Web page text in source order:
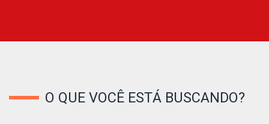
O QUE VOCÊ ESTÁ BUSCANDO?